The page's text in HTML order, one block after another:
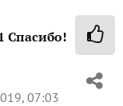
Спасибо!
07:03